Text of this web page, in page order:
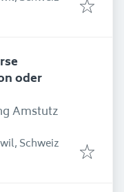
Amstutz
Schweiz